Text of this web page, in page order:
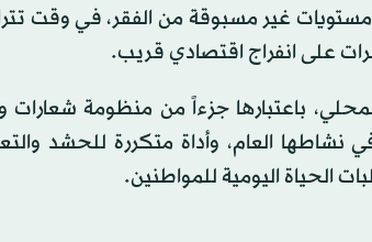
مستويات غير مسبوقة من الفقر، في وقت
على انفراج اقتصادي قريب.
باعتبارها جزءاً من منظومة
العام، وأداة متكررة للحشد
الحياة اليومية للمواطنين.